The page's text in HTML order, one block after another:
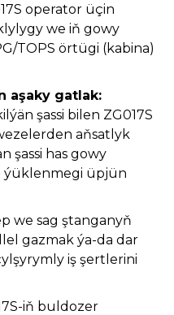
operator üçin
we iň gowy
TOPS örtügi (kabina)
aşaky gatlak:
şassi bilen ZG017S
aňsatlyk
şassi has gowy
ýüklenmegi üpjün
we sag ştanganyň
gazmak ýa-da dar
iş şertlerini
iň buldozer